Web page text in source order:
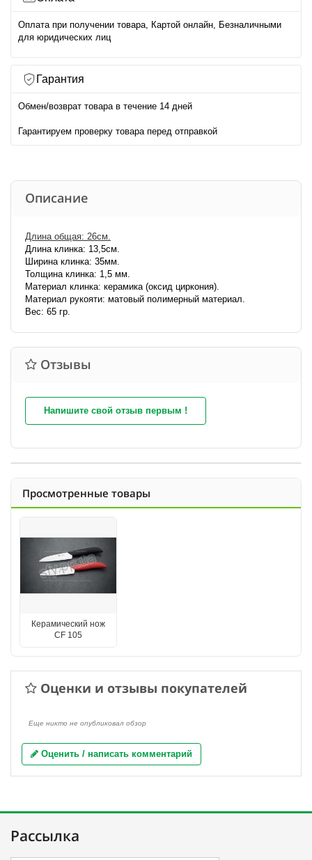
Оплата при получении товара, Картой онлайн, Безналичными
для юридических лиц
Гарантия
Обмен/возврат товара в течение 14 дней
Гарантируем проверку товара перед отправкой
Описание
Длина общая: 26см.
Длина клинка: 13,5см.
Ширина клинка: 35мм.
Толщина клинка: 1,5 мм.
Материал клинка: керамика (оксид циркония).
Материал рукояти: матовый полимерный материал.
Вес: 65 гр.
Отзывы
Напишите свой отзыв первым !
Просмотренные товары
Керамический нож
CF 105
Оценки и отзывы покупателей
Еще никто не опубликовал обзор
Оценить / написать комментарий
Рассылка